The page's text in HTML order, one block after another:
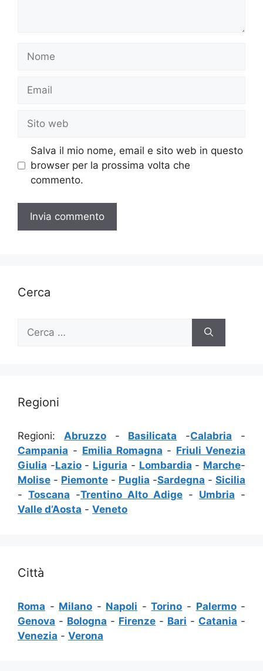
Nome
Email
Sito
web
Salva il mio nome, email e sito web in questo
browser per la prossima volta che
commento.
Cerca
per:
Regioni
Regioni: Abruzzo- Basilicata -Calabria -
Campania - Emilia Romagna - Friuli Venezia
Giulia -Lazio- Liguria - Lombardia - Marche-
Molise - Piemonte - Puglia -Sardegna - Sicilia
- Toscana -Trentino Alto Adige - Umbria -
Valle d’Aosta - Veneto
Città
Roma - Milano - Napoli -Torino - Palermo-
Genova - Bologna - Firenze - Bari - Catania -
Venezia - Verona